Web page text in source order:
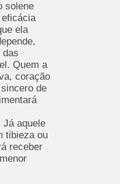
solene
ela
das
Quem a
coração
de
Já aquele
tibieza ou
receber